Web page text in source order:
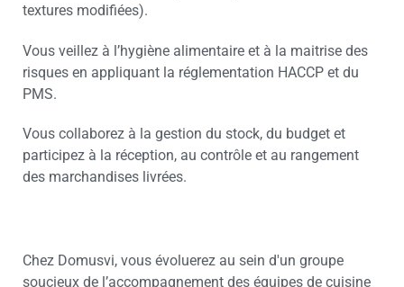
textures modifiées).
Vous veillez à l’hygiène alimentaire et à la maitrise des
risques en appliquant la réglementation HACCP et du
PMS.
Vous collaborez à la gestion du stock, du budget et
participez à la réception, au contrôle et au rangement
des marchandises livrées.
Chez Domusvi, vous évoluerez au sein d'un groupe
soucieux de l’accompagnement des équipes de cuisine